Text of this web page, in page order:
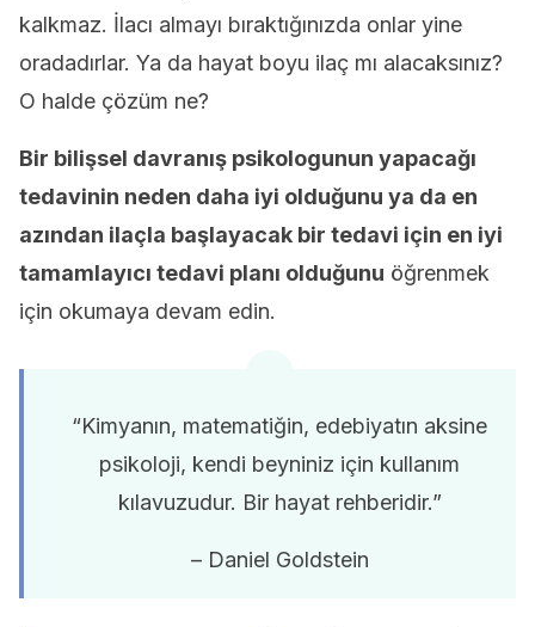
kalkmaz. İlacı almayı bıraktığınızda onlar yine
oradadırlar. Ya da hayat boyu ilaç mı alacaksınız?
O halde çözüm ne?
Bir bilişsel davranış psikologunun yapacağı
tedavinin neden daha iyi olduğunu ya da en
azından ilaçla başlayacak bir tedavi için en iyi
tamamlayıcı tedavi planı olduğunu öğrenmek
için okumaya devam edin.
“Kimyanın, matematiğin, edebiyatın aksine
psikoloji, kendi beyniniz için kullanım
kılavuzudur. Bir hayat rehberidir.”
– Daniel Goldstein